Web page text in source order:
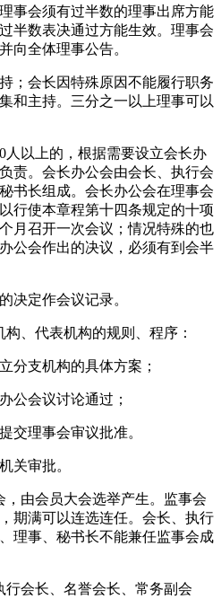
事会须有过半数的理事出席方能
半数表决通过方能生效。理事会
向全体理事公告。
；会长因特殊原因不能履行职务
和主持。三分之一以上理事可以
人以上的，根据需要设立会长办
责。会长办公会由会长、执行会
书长组成。会长办公会在理事会
行使本章程第十四条规定的十项
月召开一次会议；情况特殊的也
公会作出的决议，必须有到会半
决定作会议记录。
、代表机构的规则、程序：
分支机构的具体方案；
公会议讨论通过；
交理事会审议批准。
关审批。
，由会员大会选举产生。监事会
期满可以连选连任。会长、执行
理事、秘书长不能兼任监事会成
行会长、名誉会长、常务副会